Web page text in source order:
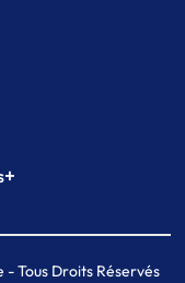
+
Tous Droits Réservés